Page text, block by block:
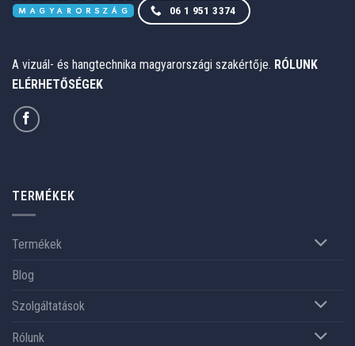
06 1 951 3374
A vizuál- és hangtechnika magyarországi szakértője. RÓLUNK
ELÉRHETŐSÉGEK
TERMÉKEK
Termékek
Blog
Szolgáltatások
Rólunk